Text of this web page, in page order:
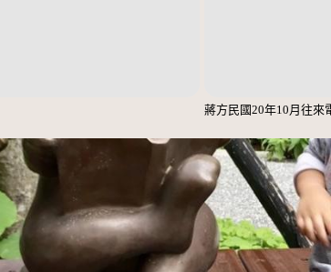
蔣方民國20年10月往來